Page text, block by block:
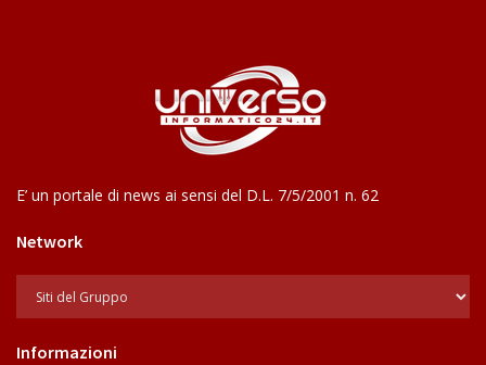
E’ un portale di news ai sensi del D.L. 7/5/2001 n. 62
Network
Informazioni